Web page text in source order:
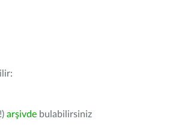
arşivde bulabilirsiniz